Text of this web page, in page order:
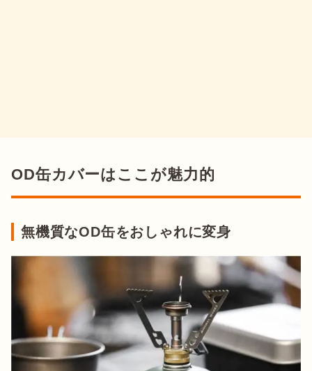
OD缶カバーはここが魅力的
無機質なOD缶をおしゃれに変身